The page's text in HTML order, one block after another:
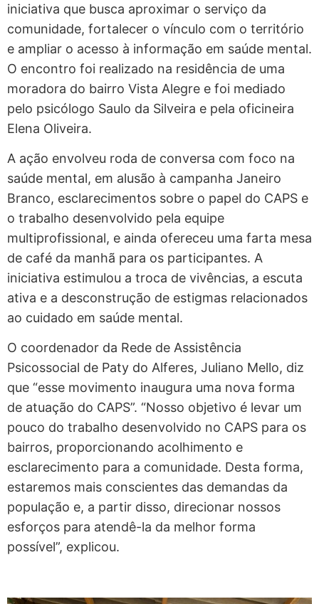
iniciativa que busca aproximar o serviço da
comunidade, fortalecer o vínculo com o território
e ampliar o acesso à informação em saúde mental.
O encontro foi realizado na residência de uma
moradora do bairro Vista Alegre e foi mediado
pelo psicólogo Saulo da Silveira e pela oficineira
Elena Oliveira.
A ação envolveu roda de conversa com foco na
saúde mental, em alusão à campanha Janeiro
Branco, esclarecimentos sobre o papel do CAPS e
o trabalho desenvolvido pela equipe
multiprofissional, e ainda ofereceu uma farta mesa
de café da manhã para os participantes. A
iniciativa estimulou a troca de vivências, a escuta
ativa e a desconstrução de estigmas relacionados
ao cuidado em saúde mental.
O coordenador da Rede de Assistência
Psicossocial de Paty do Alferes, Juliano Mello, diz
que “esse movimento inaugura uma nova forma
de atuação do CAPS”. “Nosso objetivo é levar um
pouco do trabalho desenvolvido no CAPS para os
bairros, proporcionando acolhimento e
esclarecimento para a comunidade. Desta forma,
estaremos mais conscientes das demandas da
população e, a partir disso, direcionar nossos
esforços para atendê-la da melhor forma
possível”, explicou.